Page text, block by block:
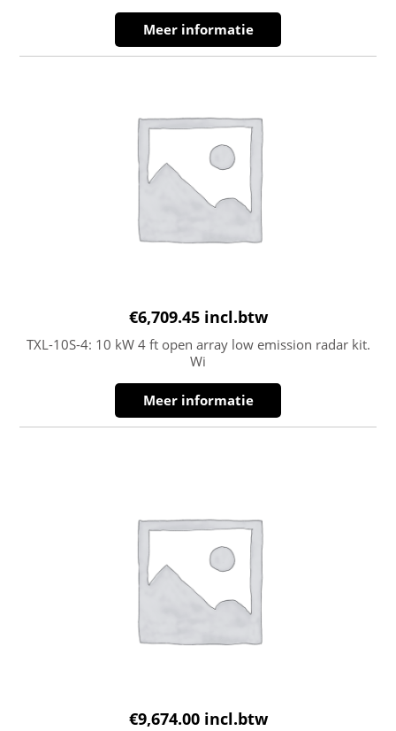
Meer informatie
€6,709.45 incl.btw
TXL-10S-4: 10 kW 4 ft open array low emission radar kit.
Wi
Meer informatie
€9,674.00 incl.btw